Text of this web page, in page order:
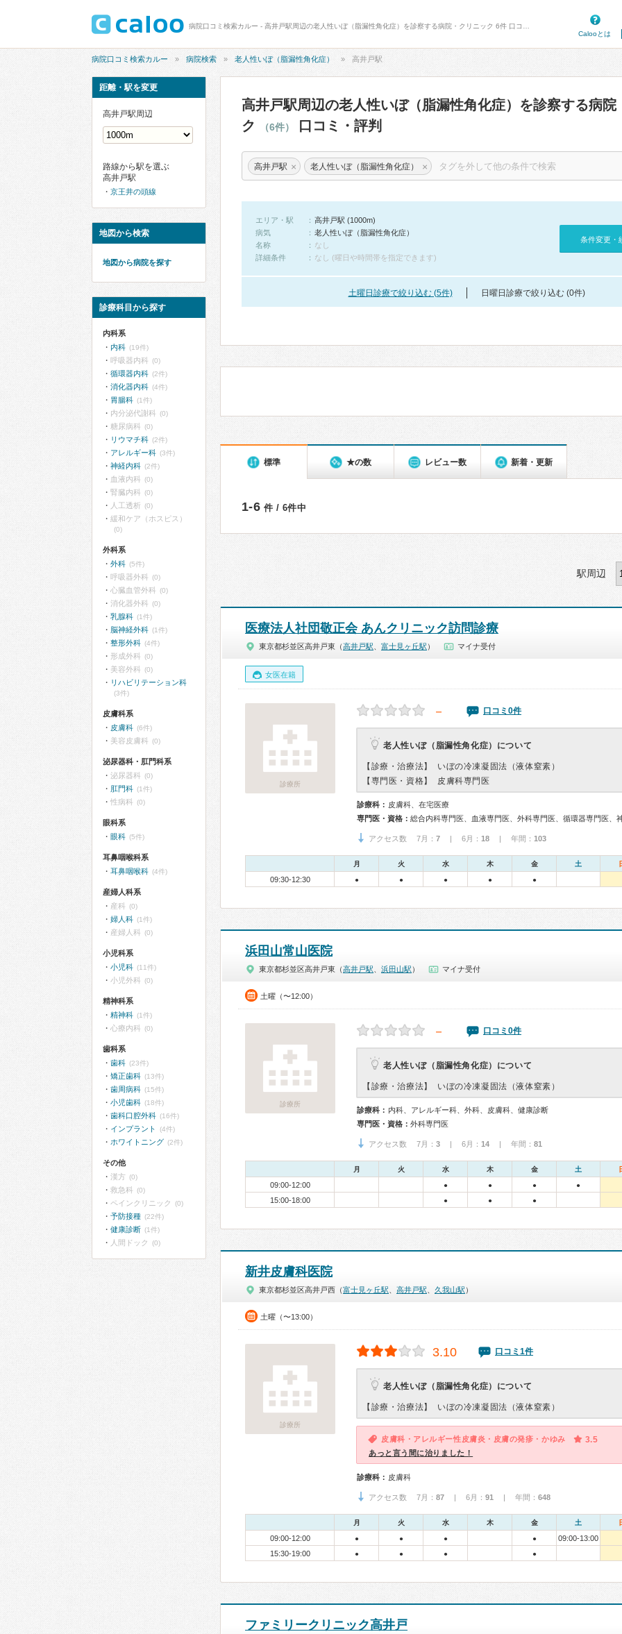
Calooとは
病院口コミ検索カルー 病院検索 老人性いぼ（脂漏性角化症） 高井戸駅
高井戸駅周辺の老人性いぼ（脂漏性角化症）を診察する病院
ク
（6件） 口コミ・評判
高井戸駅 × 老人性いぼ（脂漏性角化症） ×
エリア・駅
高井戸駅 (1000m)
病気
老人性いぼ（脂漏性角化症）
名称
なし
詳細条件
なし (曜日や時間帯を指定できます)
条件変更・
土曜日診療で絞り込む (5件) 日曜日診療で絞り込む (0件)
標準 ★の数 レビュー数 新着・更新
1-6 件 / 6件中
駅周辺
医療法人社団敬正会 あんクリニック訪問診療
東京都杉並区高井戸東（高井戸駅 富士見ヶ丘駅 ） マイナ受付
女医在籍
診療所
－ 口コミ0件
老人性いぼ（脂漏性角化症）について
【診療・治療法】
いぼの冷凍凝固法（液体窒素）
【専門医・資格】
皮膚科専門医
診療科： 皮膚科、在宅医療
専門医・資格：
アクセス数 7月： 7 | 6月： 18 | 年間： 103
月 火 水 木 金 土
09:30-12:30 ● ● ● ● ●
浜田山常山医院
東京都杉並区高井戸東（高井戸駅 浜田山駅 ） マイナ受付
土曜（〜12:00）
診療所
－ 口コミ0件
老人性いぼ（脂漏性角化症）について
【診療・治療法】 いぼの冷凍凝固法（液体窒素）
診療科： 内科、アレルギー科、外科、皮膚科、健康診断
専門医・資格： 外科専門医
アクセス数 7月： 3 | 6月： 14 | 年間： 81
月 火 水 木 金 土
09:00-12:00 ● ● ● ●
15:00-18:00 ● ● ●
新井皮膚科医院
東京都杉並区高井戸西（富士見ヶ丘駅 高井戸駅 久我山駅 ）
土曜（〜13:00）
診療所
3.10 口コミ1件
老人性いぼ（脂漏性角化症）について
【診療・治療法】 いぼの冷凍凝固法（液体窒素）
皮膚科・アレルギー性皮膚炎・皮膚の発疹・かゆみ 3.5
あっと言う間に治りました！
診療科： 皮膚科
アクセス数 7月： 87 | 6月： 91 | 年間： 648
月 火 水 木 金 土
09:00-12:00 ● ● ● ●
09:00-13:00
15:30-19:00
● ● ● ●
ファミリークリニック高井戸
距離・駅を変更
高井戸駅周辺
路線から駅を選ぶ
高井戸駅
京王井の頭線
地図から検索
地図から病院を探す
診療科目から探す
内科系
内科 (19件)
呼吸器内科 (0)
循環器内科 (2件)
消化器内科 (4件)
胃腸科 (1件)
内分泌代謝科 (0)
糖尿病科 (0)
リウマチ科 (2件)
アレルギー科 (3件)
神経内科 (2件)
血液内科 (0)
腎臓内科 (0)
人工透析 (0)
緩和ケア（ホスピス）
(0)
外科系
外科 (5件)
呼吸器外科 (0)
心臓血管外科 (0)
消化器外科 (0)
乳腺科 (1件)
脳神経外科 (1件)
整形外科 (4件)
形成外科 (0)
美容外科 (0)
リハビリテーション科
(3件)
皮膚科系
皮膚科 (6件)
美容皮膚科 (0)
泌尿器科・肛門科系
泌尿器科 (0)
肛門科 (1件)
性病科 (0)
眼科系
眼科 (5件)
耳鼻咽喉科系
耳鼻咽喉科 (4件)
産婦人科系
産科 (0)
婦人科 (1件)
産婦人科 (0)
小児科系
小児科 (11件)
小児外科 (0)
精神科系
精神科 (1件)
心療内科 (0)
歯科系
歯科 (23件)
矯正歯科 (13件)
歯周病科 (15件)
小児歯科 (18件)
歯科口腔外科 (16件)
インプラント (4件)
ホワイトニング (2件)
その他
漢方 (0)
救急科 (0)
ペインクリニック (0)
予防接種 (22件)
健康診断 (1件)
人間ドック (0)